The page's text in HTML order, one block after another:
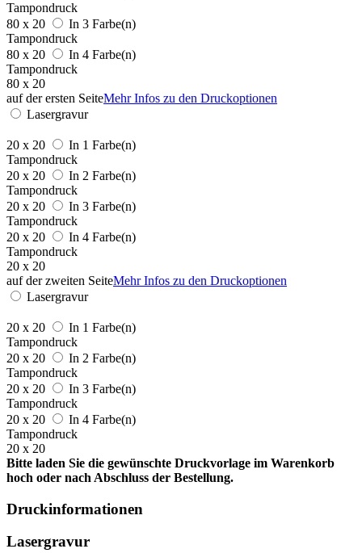
Tampondruck
80 x 20
In 3 Farbe(n)
Tampondruck
80 x 20
In 4 Farbe(n)
Tampondruck
80 x 20
auf der ersten SeiteMehr Infos zu den Druckoptionen
Lasergravur
20 x 20
In 1 Farbe(n)
Tampondruck
20 x 20
In 2 Farbe(n)
Tampondruck
20 x 20
In 3 Farbe(n)
Tampondruck
20 x 20
In 4 Farbe(n)
Tampondruck
20 x 20
auf der zweiten SeiteMehr Infos zu den Druckoptionen
Lasergravur
20 x 20
In 1 Farbe(n)
Tampondruck
20 x 20
In 2 Farbe(n)
Tampondruck
20 x 20
In 3 Farbe(n)
Tampondruck
20 x 20
In 4 Farbe(n)
Tampondruck
20 x 20
Bitte laden Sie die gewünschte Druckvorlage im Warenkorb
hoch oder nach Abschluss der Bestellung.
Druckinformationen
Lasergravur